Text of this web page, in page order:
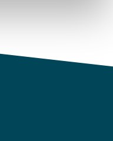
del sitio web con
publicidad y análisis